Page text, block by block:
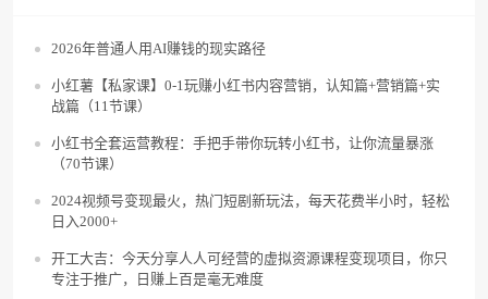
2026年普通人用AI赚钱的现实路径
小红薯【私家课】0-1玩赚小红书内容营销，认知篇+营销篇+实
战篇（11节课）
小红书全套运营教程：手把手带你玩转小红书，让你流量暴涨
（70节课）
2024视频号变现最火，热门短剧新玩法，每天花费半小时，轻松
日入2000+
开工大吉：今天分享人人可经营的虚拟资源课程变现项目，你只
专注于推广，日赚上百是毫无难度